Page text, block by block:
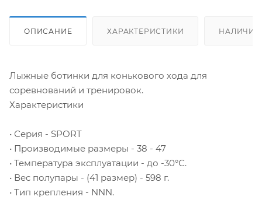
ОПИСАНИЕ ХАРАКТЕРИСТИКИ НАЛИЧИЕ
Лыжные ботинки для конькового хода для
соревнований и тренировок.
Характеристики
• Серия - SPORT
• Производимые размеры - 38 - 47
• Температура эксплуатации - до -30°С.
• Вес полупары - (41 размер) - 598 г.
• Тип крепления - NNN.